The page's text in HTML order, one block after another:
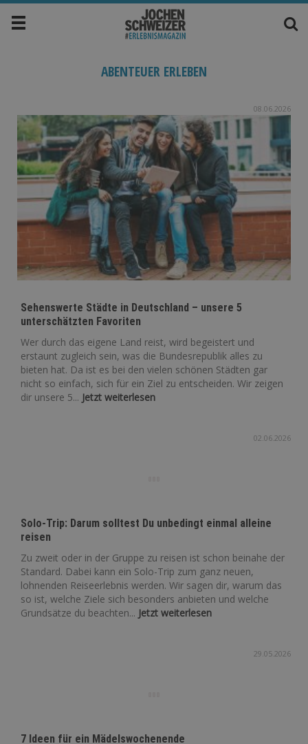
ABENTEUER ERLEBEN
08.06.2026
Sehenswerte Städte in Deutschland – unsere 5
unterschätzten Favoriten
Wer durch das eigene Land reist, wird begeistert und
erstaunt zugleich sein, was die Bundesrepublik alles zu
bieten hat. Da ist es bei den vielen schönen Städten gar
nicht so einfach, sich für ein Ziel zu entscheiden. Wir zeigen
dir unsere 5... Jetzt weiterlesen
02.06.2026
Solo-Trip: Darum solltest Du unbedingt einmal alleine
reisen
Zu zweit oder in der Gruppe zu reisen ist schon beinahe der
Standard. Dabei kann ein Solo-Trip zum ganz neuen,
lohnenden Reiseerlebnis werden. Wir sagen dir, warum das
so ist, welche Ziele sich besonders anbieten und welche
Grundsätze du beachten... Jetzt weiterlesen
29.05.2026
7 Ideen für ein Mädelswochenende